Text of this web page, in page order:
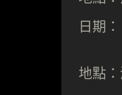
日期
地點